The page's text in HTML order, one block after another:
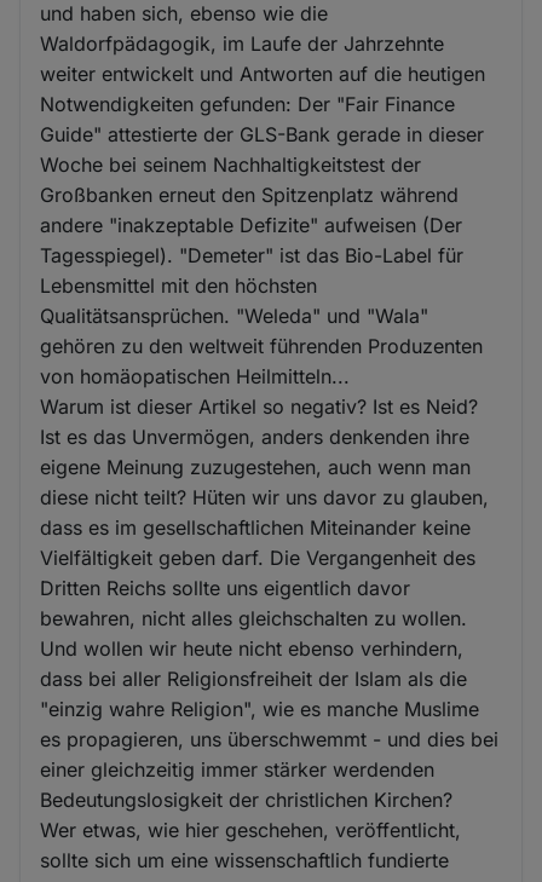
und haben sich, ebenso wie die
Waldorfpädagogik, im Laufe der Jahrzehnte
weiter entwickelt und Antworten auf die heutigen
Notwendigkeiten gefunden: Der "Fair Finance
Guide" attestierte der GLS-Bank gerade in dieser
Woche bei seinem Nachhaltigkeitstest der
Großbanken erneut den Spitzenplatz während
andere "inakzeptable Defizite" aufweisen (Der
Tagesspiegel). "Demeter" ist das Bio-Label für
Lebensmittel mit den höchsten
Qualitätsansprüchen. "Weleda" und "Wala"
gehören zu den weltweit führenden Produzenten
von homäopatischen Heilmitteln...
Warum ist dieser Artikel so negativ? Ist es Neid?
Ist es das Unvermögen, anders denkenden ihre
eigene Meinung zuzugestehen, auch wenn man
diese nicht teilt? Hüten wir uns davor zu glauben,
dass es im gesellschaftlichen Miteinander keine
Vielfältigkeit geben darf. Die Vergangenheit des
Dritten Reichs sollte uns eigentlich davor
bewahren, nicht alles gleichschalten zu wollen.
Und wollen wir heute nicht ebenso verhindern,
dass bei aller Religionsfreiheit der Islam als die
"einzig wahre Religion", wie es manche Muslime
es propagieren, uns überschwemmt - und dies bei
einer gleichzeitig immer stärker werdenden
Bedeutungslosigkeit der christlichen Kirchen?
Wer etwas, wie hier geschehen, veröffentlicht,
sollte sich um eine wissenschaftlich fundierte